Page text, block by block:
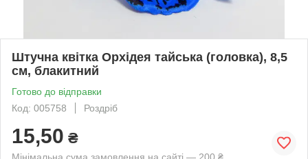
Штучна квітка Орхідея тайська (головка), 8,5
см, блакитний
Готово до відправки
Код: 005758
Роздріб
15,50 ₴
Мінімальна сума замовлення на сайті — 200 ₴